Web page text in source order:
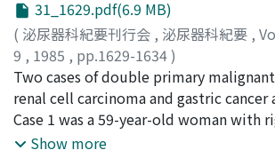
system of the left kidney. Through
107 stones were removed on January
Histological examination of the surgical
revealed pyelocaliceal diverticulum.
found to consist of calcium oxalate
phosphate by infrared
to these components, a small amount
31_1629.pdf(6.9 MB)
( 泌尿器科紀要刊行会 , 泌尿器科紀要 ,
9 , 1985 , pp.1629-1634)
船木, 広英;鈴木, 信行 ;安達, 雅史;榊原,
大掘, 勉;渡辺, 正敏;旭, 博史;森, 昌造;
一;FUNAKI, Hiroyoshi;SUZUKI,
Masashi; SAKAKIBARA, Toshifumi
Two cases of double primary
renal cell carcinoma and gastric cancer
Case 1 was a 59-year-old woman with
carcinoma (granular cell subtype) and
Show more